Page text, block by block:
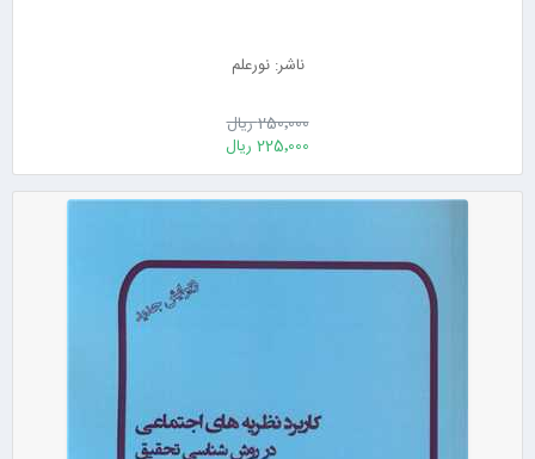
ناشر: نورعلم
250٬000 ریال
225٬000 ریال